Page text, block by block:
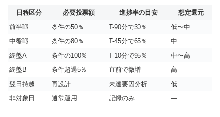
日程区分 必要投票額 進捗率の目安
想定還元
前半戦
条件の50％ T-90分で30％
低〜中
中盤戦
条件の80％ T-45分で65％
中
終盤A
条件の100％ T-10分で95％
中〜高
終盤B
条件超過5％ 直前で微増
高
翌日持越
再設計 未達要因分析
低
非対象日
通常運用 記録のみ —